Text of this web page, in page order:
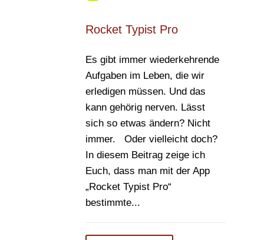
Rocket Typist Pro
Es gibt immer wiederkehrende
Aufgaben im Leben, die wir
erledigen müssen. Und das
kann gehörig nerven. Lässt
sich so etwas ändern? Nicht
immer. Oder vielleicht doch?
In diesem Beitrag zeige ich
Euch, dass man mit der App
„Rocket Typist Pro“
bestimmte...